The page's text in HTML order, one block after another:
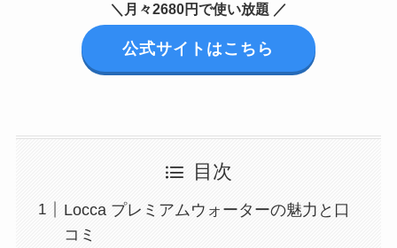
＼月々2680円で使い放題 ／
公式サイトはこちら
目次
Locca プレミアムウォーターの魅力と口
コミ